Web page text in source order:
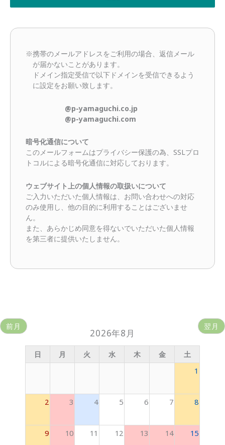
※携帯のメールアドレスをご利用の場合、返信メール
が届かないことがあります。
ドメイン指定受信で以下ドメインを受信できるよう
に設定をお願い致します。
@p-yamaguchi.co.jp
@p-yamaguchi.com
暗号化通信について
このメールフォームはプライバシー保護の為、SSLプロ
トコルによる暗号化通信に対応しております。
ウェブサイト上の個人情報の取扱いについて
ご入力いただいた個人情報は、お問い合わせへの対応
のみ使用し、他の目的に利用することはございませ
ん。
また、あらかじめ同意を得ないでいただいた個人情報
を第三者に提供いたしません。
前月 翌月
2026年8月
日 月 火 水 木 金 土
1
2 3 4 5 6 7 8
9 10 11 12 13 14 15